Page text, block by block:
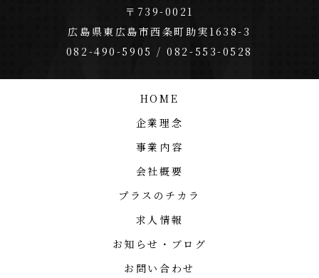
〒739-0021
広島県東広島市西条町助実1638-3
082-490-5905 / 082-553-0528
HOME
企業理念
事業内容
会社概要
プラスのチカラ
求人情報
お知らせ・ブログ
お問い合わせ